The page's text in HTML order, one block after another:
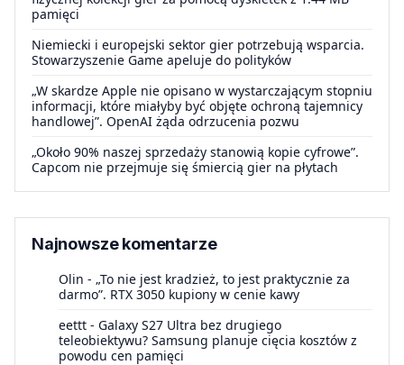
pamięci
Niemiecki i europejski sektor gier potrzebują wsparcia.
Stowarzyszenie Game apeluje do polityków
„W skardze Apple nie opisano w wystarczającym stopniu
informacji, które miałyby być objęte ochroną tajemnicy
handlowej”. OpenAI żąda odrzucenia pozwu
„Około 90% naszej sprzedaży stanowią kopie cyfrowe”.
Capcom nie przejmuje się śmiercią gier na płytach
Najnowsze komentarze
Olin - „To nie jest kradzież, to jest praktycznie za
darmo”. RTX 3050 kupiony w cenie kawy
eettt - Galaxy S27 Ultra bez drugiego
teleobiektywu? Samsung planuje cięcia kosztów z
powodu cen pamięci